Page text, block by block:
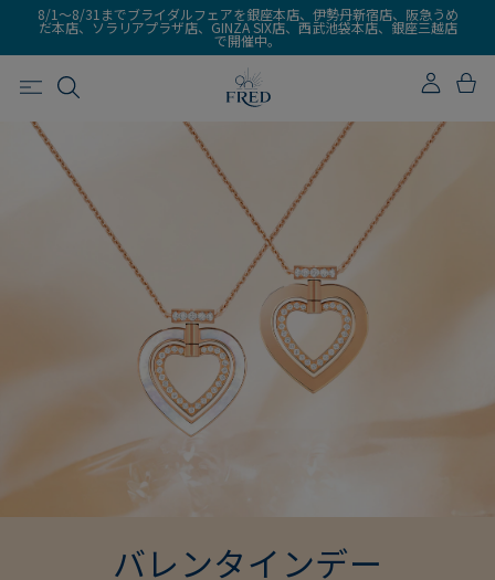
8/1～8/31までブライダルフェアを銀座本店、伊勢丹新宿店、阪急うめ
だ本店、ソラリアプラザ店、GINZA SIX店、西武池袋本店、銀座三越店
で開催中。
バレンタインデー